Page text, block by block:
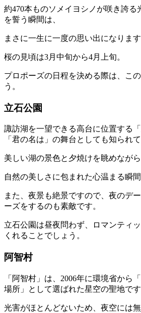
約470本ものソメイヨシノが咲き誇る
を誓う瞬間は、
まさに一生に一度の思い出になります
桜の見頃は3月中旬から4月上旬。
プロポーズの日程を決める際は、こ
う。
立石公園
諏訪湖を一望できる高台に位置する
「君の名は」の舞台としても知られて
美しい湖の景色と夕焼けを眺めなが
自然の美しさに包まれた心温まる瞬
また、夜景も絶景ですので、夜のデ
ーズをするのも素敵です。
立石公園は昼夜問わず、ロマンティ
くれることでしょう。
阿智村
「阿智村」は、2006年に環境省から
場所」として選ばれた星空の聖地です
光害がほとんどないため、夜空には